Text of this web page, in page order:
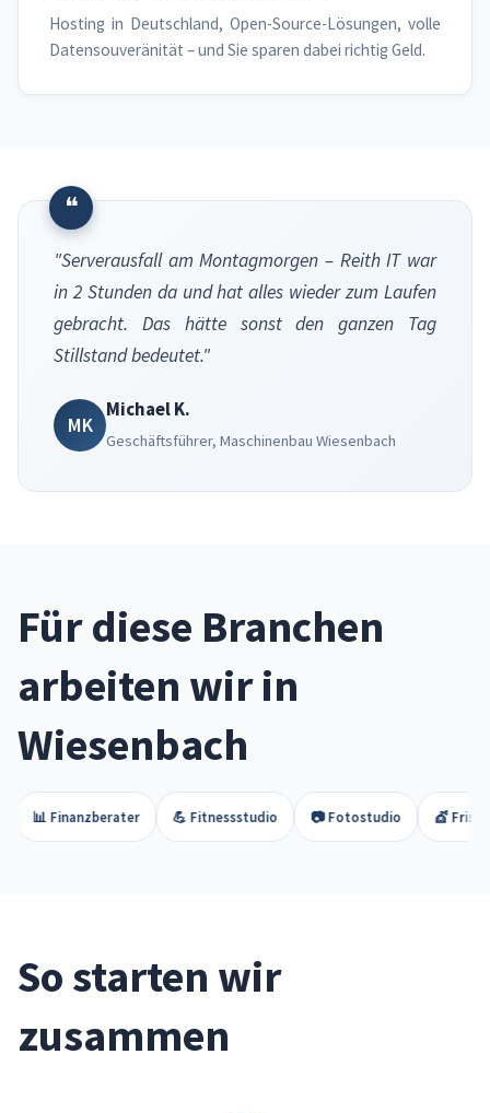
Hosting in Deutschland, Open-Source-Lösungen, volle
Datensouveränität – und Sie sparen dabei richtig Geld.
❝
"Serverausfall am Montagmorgen – Reith IT war
in 2 Stunden da und hat alles wieder zum Laufen
gebracht. Das hätte sonst den ganzen Tag
Stillstand bedeutet."
MK
Michael K.
Geschäftsführer, Maschinenbau Wiesenbach
Für diese Branchen
arbeiten wir in
Wiesenbach
💪 Fitnessstudio 📷 Fotostudio 💇 Friseursalon
So starten wir
zusammen